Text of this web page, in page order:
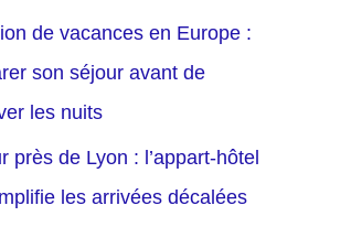
de vacances en Europe :
son séjour avant de
les nuits
près de Lyon : l’appart-hôtel
les arrivées décalées